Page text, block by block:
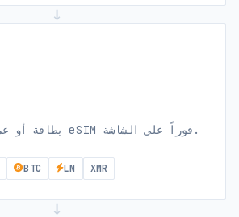
→
بطاقة أو عملة مشفرة. تظهر eSIM فوراً على الشاشة.
BTC LN XMR
→